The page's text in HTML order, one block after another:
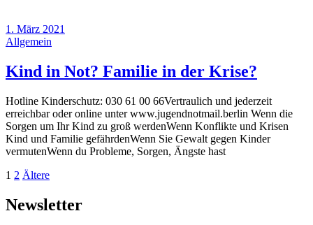
1. März 2021
Allgemein
Kind in Not? Familie in der Krise?
Hotline Kinderschutz: 030 61 00 66Vertraulich und jederzeit
erreichbar oder online unter www.jugendnotmail.berlin Wenn die
Sorgen um Ihr Kind zu groß werdenWenn Konflikte und Krisen
Kind und Familie gefährdenWenn Sie Gewalt gegen Kinder
vermutenWenn du Probleme, Sorgen, Ängste hast
Seitennummerierung
der
Beiträge
Seite
1 Seite
2 ÄltereÄltere
Newsletter